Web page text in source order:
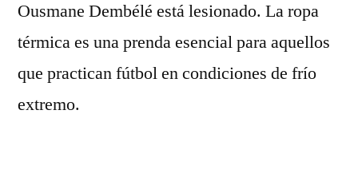
Ousmane Dembélé está lesionado. La ropa
térmica es una prenda esencial para aquellos
que practican fútbol en condiciones de frío
extremo.